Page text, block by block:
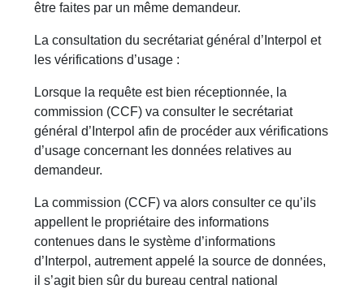
être faites par un même demandeur.
La consultation du secrétariat général d’Interpol et
les vérifications d’usage :
Lorsque la requête est bien réceptionnée, la
commission (CCF) va consulter le secrétariat
général d’Interpol afin de procéder aux vérifications
d’usage concernant les données relatives au
demandeur.
La commission (CCF) va alors consulter ce qu’ils
appellent le propriétaire des informations
contenues dans le système d’informations
d’Interpol, autrement appelé la source de données,
il s’agit bien sûr du bureau central national